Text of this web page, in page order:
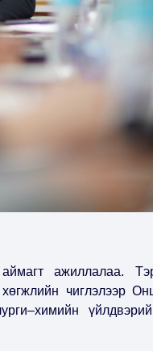
ажиллалаа.
чиглэлээр